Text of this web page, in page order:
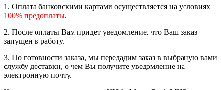
1. Оплата банковскими картами осуществляется на условиях
100% предоплаты.
2. После оплаты Вам придет уведомление, что Ваш заказ
запущен в работу.
3. По готовности заказа, мы передадим заказ в выбраную вами
службу доставки, о чем Вы получите уведомление на
электронную почту.